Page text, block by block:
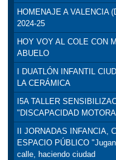
HOMENAJE A VALENCIA
2024-25
HOY VOY AL COLE CON MI
ABUELO
I DUATLÓN INFANTIL
LA CERÁMICA
I5A TALLER
"DISCAPACIDAD
II JORNADAS INFANCIA,
ESPACIO PÚBLICO
calle, haciendo ciudad